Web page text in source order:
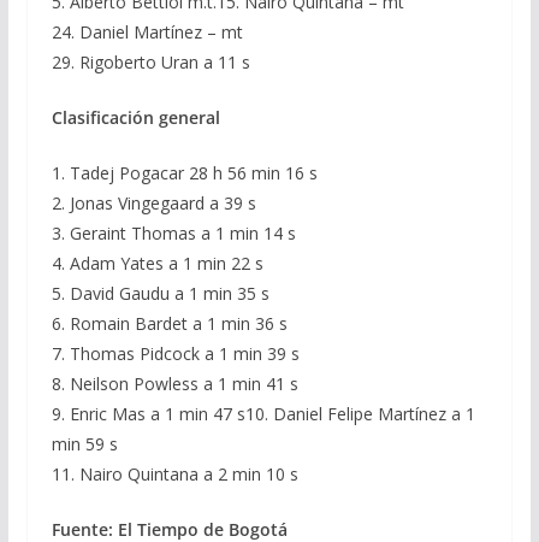
24. Daniel Martínez – mt
29. Rigoberto Uran a 11 s
Clasificación general
1. Tadej Pogacar 28 h 56 min 16 s
2. Jonas Vingegaard a 39 s
3. Geraint Thomas a 1 min 14 s
4. Adam Yates a 1 min 22 s
5. David Gaudu a 1 min 35 s
6. Romain Bardet a 1 min 36 s
7. Thomas Pidcock a 1 min 39 s
8. Neilson Powless a 1 min 41 s
​9. Enric Mas a 1 min 47 s10. Daniel Felipe Martínez a 1
min 59 s
11. Nairo Quintana a 2 min 10 s
Fuente: El Tiempo de Bogotá